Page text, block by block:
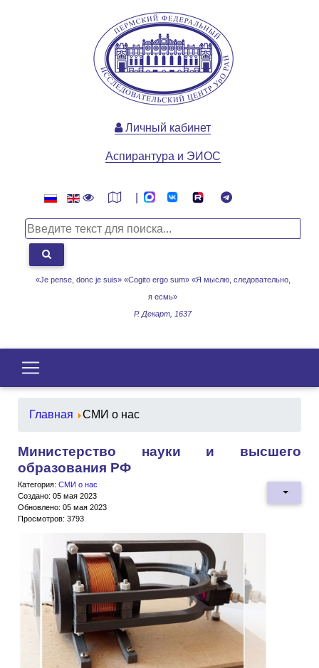
«Je pense, donc je suis» «Cogito ergo sum» «Я мыслю, следовательно,
я есмь»
Р. Декарт, 1637
Личный кабинет
Аспирантура и ЭИОС
Главная СМИ о нас
Министерство науки и высшего
образования РФ
Категория: СМИ о нас
Создано: 05 мая 2023
Обновлено: 05 мая 2023
Просмотров: 3793